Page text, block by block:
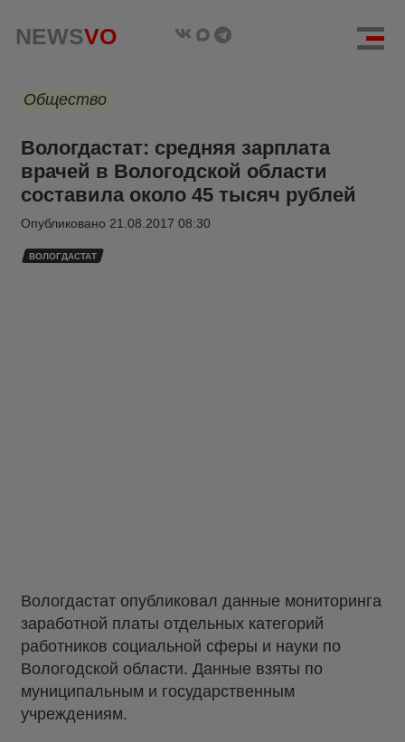
NEWSVO
Общество
Вологдастат: средняя зарплата
врачей в Вологодской области
составила около 45 тысяч рублей
Опубликовано 21.08.2017 08:30
ВОЛОГДАСТАТ
Вологдастат опубликовал данные мониторинга
заработной платы отдельных категорий
работников социальной сферы и науки по
Вологодской области. Данные взяты по
муниципальным и государственным
учреждениям.